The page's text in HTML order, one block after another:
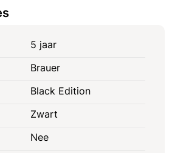
5 jaar
Brauer
Black Edition
Zwart
Nee